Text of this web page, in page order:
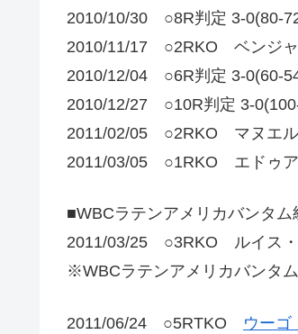
2010/10/30 ○8R判定 3-0(80-
2010/11/17 ○2RKO ベンジャ
2010/12/04 ○6R判定 3-0(60-
2010/12/27 ○10R判定 3-
2011/02/05 ○2RKO マヌエル
2011/03/05 ○1RKO エドゥア
■WBCラテンアメリカバンタム
2011/03/25 ○3RKO ルイス・
※WBCラテンアメリカバンタ
2011/06/24 ○5RTKO ウーゴ